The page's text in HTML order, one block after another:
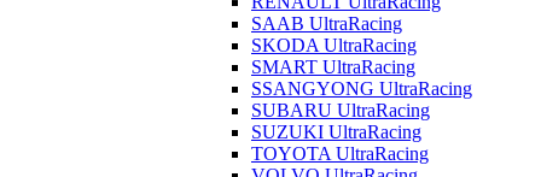
SAAB UltraRacing
SKODA UltraRacing
SMART UltraRacing
SSANGYONG UltraRacing
SUBARU UltraRacing
SUZUKI UltraRacing
TOYOTA UltraRacing